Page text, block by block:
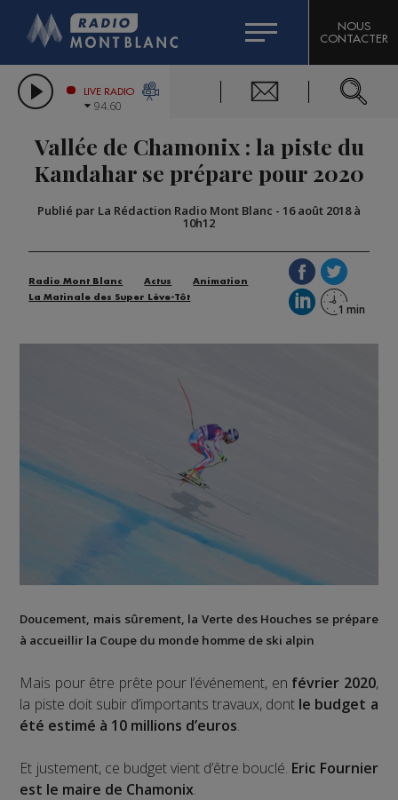
LES CHRONIQUES DE L'EXPERT
CITIZEN MACHINERY
GRAND MASSIF DOMAINES SKIABLES
BIGARD
COMPAGNIE DU MONT-BLANC
NOUS
CONTACTER
LIVE RADIO
94.60
Vallée de Chamonix : la piste du
Kandahar se prépare pour 2020
Publié par La Rédaction Radio Mont Blanc - 16 août 2018 à
10h12
Radio Mont Blanc Actus
Animation
La Matinale des Super Lève-Tôt
Doucement, mais sûrement, la Verte des Houches se prépare
à accueillir la Coupe du monde homme de ski alpin
Mais pour être prête pour l’événement, en février 2020,
la piste doit subir d’importants travaux, dont le budget a
été estimé à 10 millions d’euros.
Et justement, ce budget vient d’être bouclé. Eric Fournier
est le maire de Chamonix.